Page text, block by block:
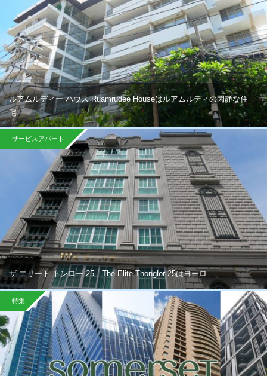
ルアムルディー ハウス Ruamrudee Houseはルアムルディの閑静な住
宅…
サービスアパート
ザ エリート トンロー 25 The Elite Thonglor 25はヨーロ…
特集